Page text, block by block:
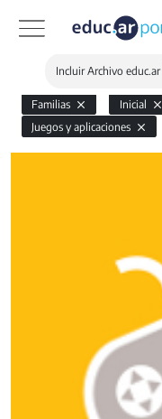
Incluir Archivo educ.ar
Familias Inicial
Juegos y aplicaciones